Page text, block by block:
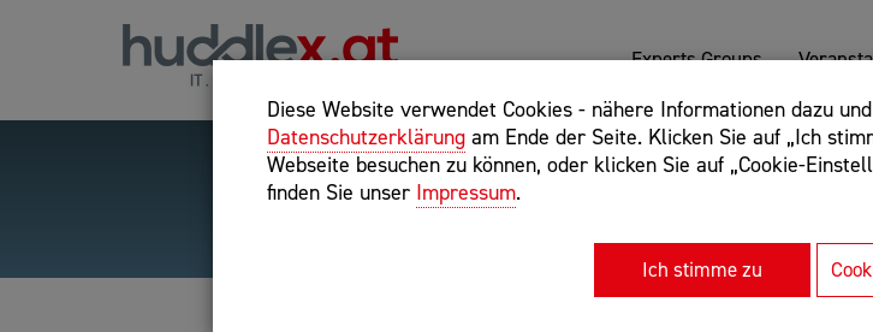
Diese Website verwendet Cookies - nähere Informationen dazu
Datenschutzerklärung am Ende der Seite. Klicken Sie auf „Ich
Webseite besuchen zu können, oder klicken Sie auf „Cookie-
finden Sie unser Impressum.
Ich stimme zu
Experts Groups
Hilfreiche Suchparameter: Begriff einschließen: +webshop,
Exakter Suchbegriff: "internet of things"